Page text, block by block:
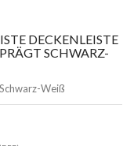
DECKENLEISTE
SCHWARZ-W
Weiß